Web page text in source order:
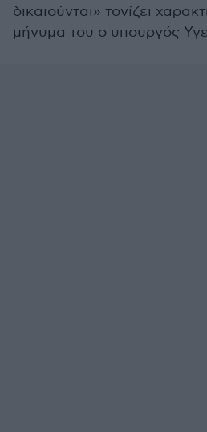
δικαιούνται» τονίζει
μήνυμα του ο υπουργός